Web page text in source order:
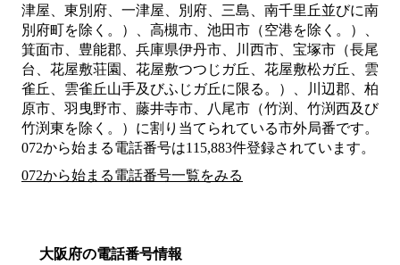
津屋、東別府、一津屋、別府、三島、南千里丘並びに南
別府町を除く。）、高槻市、池田市（空港を除く。）、
箕面市、豊能郡、兵庫県伊丹市、川西市、宝塚市（長尾
台、花屋敷荘園、花屋敷つつじガ丘、花屋敷松ガ丘、雲
雀丘、雲雀丘山手及びふじガ丘に限る。）、川辺郡、柏
原市、羽曳野市、藤井寺市、八尾市（竹渕、竹渕西及び
竹渕東を除く。） に割り当てられている市外局番です。
072から始まる電話番号は115,883件登録されています。
072から始まる電話番号一覧をみる
大阪府の電話番号情報